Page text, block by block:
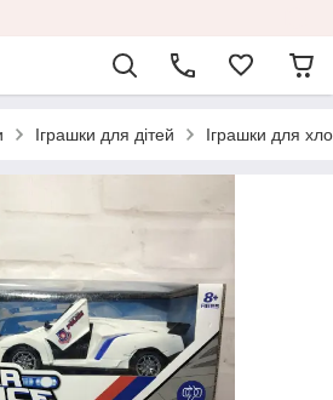
Іграшки для дітей Іграшки для